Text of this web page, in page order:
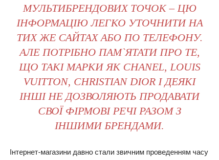
МУЛЬТИБРЕНДОВИХ ТОЧОК – ЦЮ
ІНФОРМАЦІЮ ЛЕГКО УТОЧНИТИ НА
ТИХ ЖЕ САЙТАХ АБО ПО ТЕЛЕФОНУ.
АЛЕ ПОТРІБНО ПАМ`ЯТАТИ ПРО ТЕ,
ЩО ТАКІ МАРКИ ЯК CHANEL, LOUIS
VUITTON, CHRISTIAN DIOR І ДЕЯКІ
ІНШІ НЕ ДОЗВОЛЯЮТЬ ПРОДАВАТИ
СВОЇ ФІРМОВІ РЕЧІ РАЗОМ З
ІНШИМИ БРЕНДАМИ.
Інтернет-магазини давно стали звичним проведенням часу